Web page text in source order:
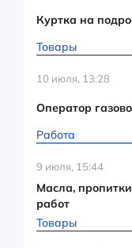
Куртка на
Товары
10 июля, 13:28
Оператор
Работа
9 июля, 15:44
Масла,
работ
Товары